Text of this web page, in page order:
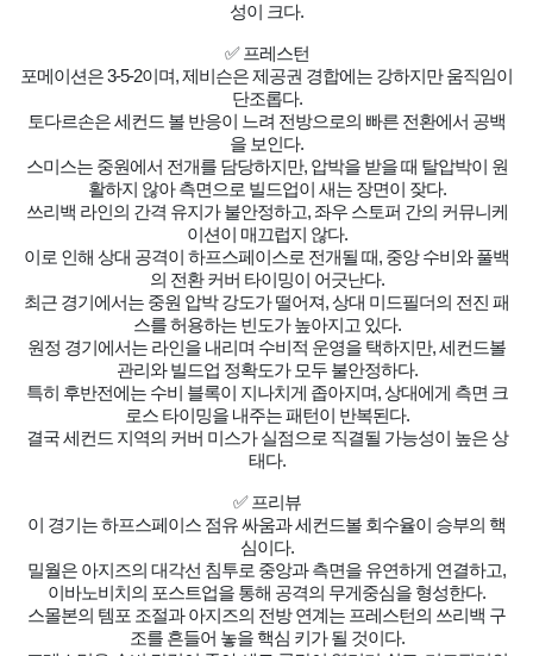
성이 크다.
✅ 프레스턴
포메이션은 3-5-2이며, 제비슨은 제공권 경합에는 강하지만 움직임이
단조롭다.
토다르손은 세컨드 볼 반응이 느려 전방으로의 빠른 전환에서 공백
을 보인다.
스미스는 중원에서 전개를 담당하지만, 압박을 받을 때 탈압박이 원
활하지 않아 측면으로 빌드업이 새는 장면이 잦다.
쓰리백 라인의 간격 유지가 불안정하고, 좌우 스토퍼 간의 커뮤니케
이션이 매끄럽지 않다.
이로 인해 상대 공격이 하프스페이스로 전개될 때, 중앙 수비와 풀백
의 전환 커버 타이밍이 어긋난다.
최근 경기에서는 중원 압박 강도가 떨어져, 상대 미드필더의 전진 패
스를 허용하는 빈도가 높아지고 있다.
원정 경기에서는 라인을 내리며 수비적 운영을 택하지만, 세컨드볼
관리와 빌드업 정확도가 모두 불안정하다.
특히 후반전에는 수비 블록이 지나치게 좁아지며, 상대에게 측면 크
로스 타이밍을 내주는 패턴이 반복된다.
결국 세컨드 지역의 커버 미스가 실점으로 직결될 가능성이 높은 상
태다.
✅ 프리뷰
이 경기는 하프스페이스 점유 싸움과 세컨드볼 회수율이 승부의 핵
심이다.
밀월은 아지즈의 대각선 침투로 중앙과 측면을 유연하게 연결하고,
이바노비치의 포스트업을 통해 공격의 무게중심을 형성한다.
스몰본의 템포 조절과 아지즈의 전방 연계는 프레스턴의 쓰리백 구
조를 흔들어 놓을 핵심 키가 될 것이다.